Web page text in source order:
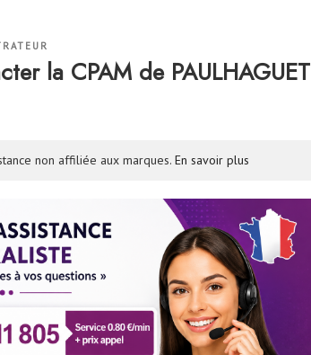
la CPAM de PAULHAGUET
non affiliée aux marques. En savoir plus